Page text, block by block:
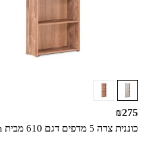
כוננית צרה 5 מדפים דגם 610 מבית yiron
₪275